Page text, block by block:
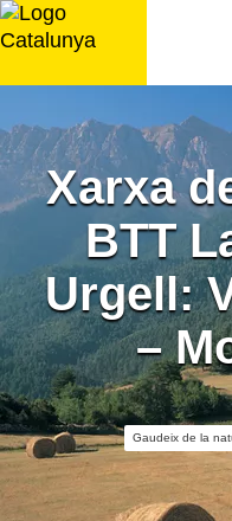
Saltar
al
Xarxa
BTT
Urgell:
–
Gaudeix de la